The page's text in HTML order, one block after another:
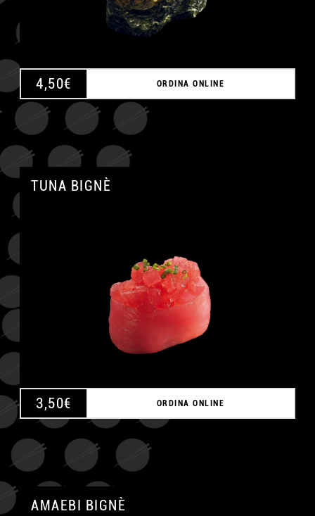
4,50€ ORDINA ONLINE
TUNA BIGNÈ
3,50€ ORDINA ONLINE
AMAEBI BIGNÈ